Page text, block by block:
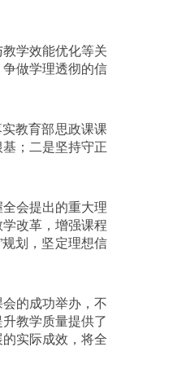
学效能优化等关
做学理透彻的信
教育部思政课课
；二是坚持守正
会提出的重大理
改革，增强课程
划，坚定理想信
的成功举办，不
教学质量提供了
实际成效，将全